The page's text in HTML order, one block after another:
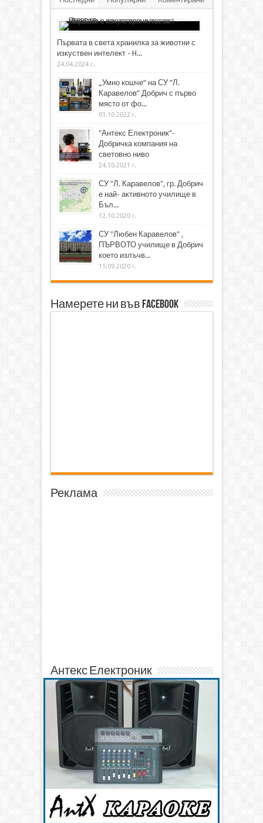
Първата в света хранилка за животни с
изкуствен интелект - H...
24.04.2024 г.
„Умно кошче“ на СУ “Л.
Каравелов” Добрич с първо
място от фо...
01.10.2022 г.
"Антекс Електроник"-
Добричка компания на
световно ниво
24.10.2021 г.
СУ "Л. Каравелов", гр. Добрич
е най- активното училище в
Бъл...
12.10.2020 г.
СУ "Любен Каравелов" ,
ПЪРВОТО училище в Добрич
което излъчв...
15.09.2020 г.
Намерете ни във Facebook
Реклама
Антекс Електроник